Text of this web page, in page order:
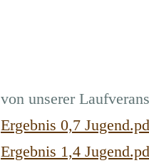
von unserer
Ergebnis 0,7
Ergebnis 1,4